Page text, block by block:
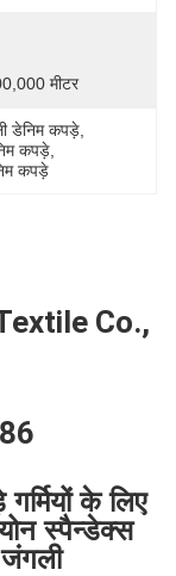
मीटर
डेनिम कपड़े
कपड़े
कपड़े
Co.,
के लिए
स्पैन्डेक्स